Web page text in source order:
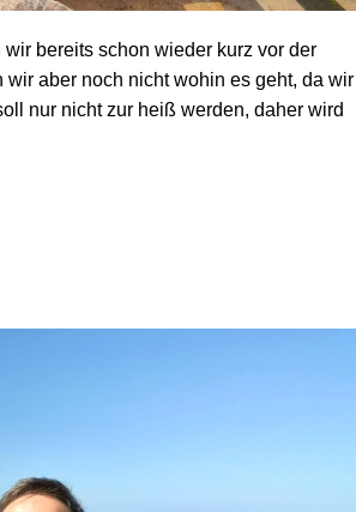
bereits schon wieder kurz vor der
wir aber noch nicht wohin es geht, da wir
nur nicht zur heiß werden, daher wird